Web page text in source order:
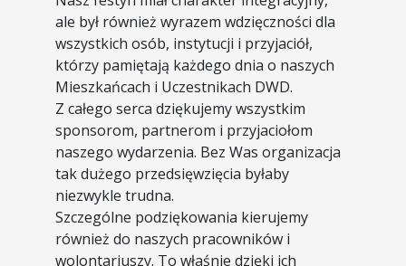
ale był również wyrazem wdzięczności dla
wszystkich osób, instytucji i przyjaciół,
którzy pamiętają każdego dnia o naszych
Mieszkańcach i Uczestnikach DWD.
Z całego serca dziękujemy wszystkim
sponsorom, partnerom i przyjaciołom
naszego wydarzenia. Bez Was organizacja
tak dużego przedsięwzięcia byłaby
niezwykle trudna.
Szczególne podziękowania kierujemy
również do naszych pracowników i
wolontariuszy. To właśnie dzięki ich